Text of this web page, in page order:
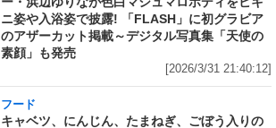
ニ姿や入浴姿で披露! 「FLASH」に初グラビア
のアザーカット掲載～デジタル写真集「天使の
素顔」も発売
[2026/3/31 21:40:12]
フード
キャベツ、にんじん、たまねぎ、ごぼう入りの